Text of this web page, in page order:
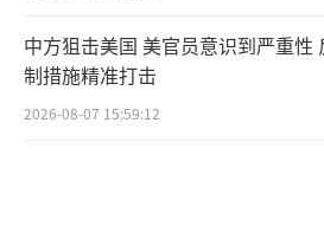
明天，是海军生日
正好，让我赶上了
中方狙击美国 美官员意识到严重性
制措施精准打击
2026-08-07 15:59:12